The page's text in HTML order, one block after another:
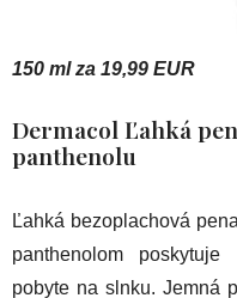
150 ml za 19,99 EUR
Dermacol Ľahká
panthenolu
Ľahká bezoplachová
panthenolom
pobyte na slnku. Jemná